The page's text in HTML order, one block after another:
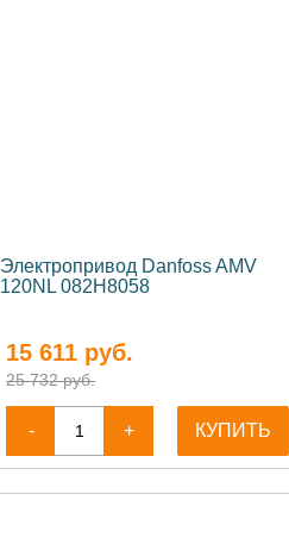
Электропривод Danfoss AMV
120NL 082H8058
15 611 руб.
25 732 руб.
- + КУПИТЬ